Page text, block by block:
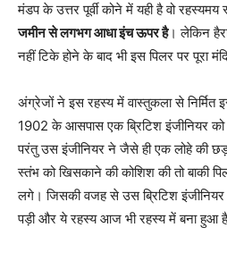
मंडप के उत्तर पूर्वी कोने में यही है वो रहस्यमय
जमीन से लगभग आधा इंच ऊपर है। लेकिन
नहीं टिके होने के बाद भी इस पिलर पर पूरा
अंग्रेजों ने इस रहस्य में वास्तुकला से
1902 के आसपास एक ब्रिटिश इंजीनियर को
परंतु उस इंजीनियर ने जैसे ही एक लोहे की
स्तंभ को खिसकाने की कोशिश की तो बाकी
लगे। जिसकी वजह से उस ब्रिटिश इंजीनियर
पड़ी और ये रहस्य आज भी रहस्य में बना हुआ